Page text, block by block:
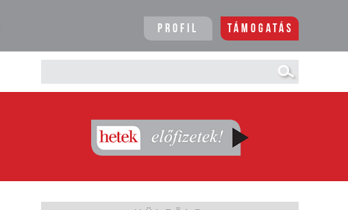
Profil Támogatás